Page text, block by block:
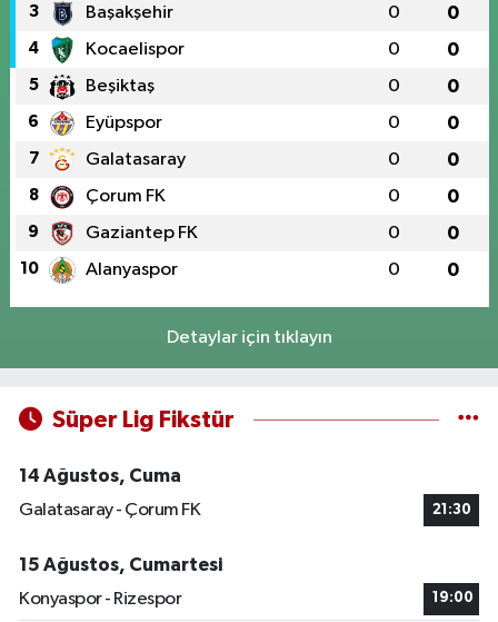
3 Başakşehir 0 0
4 Kocaelispor 0 0
5 Beşiktaş 0 0
6 Eyüpspor 0 0
7 Galatasaray 0 0
8 Çorum FK 0 0
9 Gaziantep FK 0 0
10 Alanyaspor 0 0
Detaylar için tıklayın
Süper Lig Fikstür
14 Ağustos, Cuma
Galatasaray - Çorum FK
21:30
15 Ağustos, Cumartesi
Konyaspor - Rizespor
19:00